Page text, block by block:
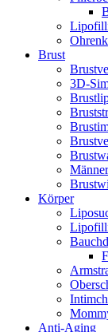
Brust
3D-
Körper
Anti-Aging